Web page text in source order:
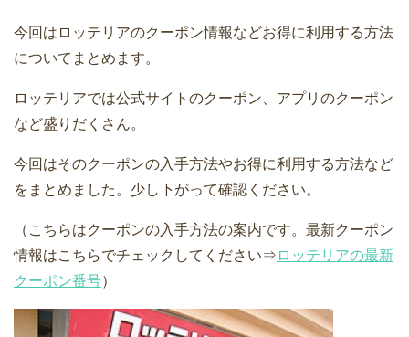
今回はロッテリアのクーポン情報などお得に利用する方法
についてまとめます。
ロッテリアでは公式サイトのクーポン、アプリのクーポン
など盛りだくさん。
今回はそのクーポンの入手方法やお得に利用する方法など
をまとめました。少し下がって確認ください。
（こちらはクーポンの入手方法の案内です。最新クーポン
情報はこちらでチェックしてください⇒ ロッテリアの最新
クーポン番号）